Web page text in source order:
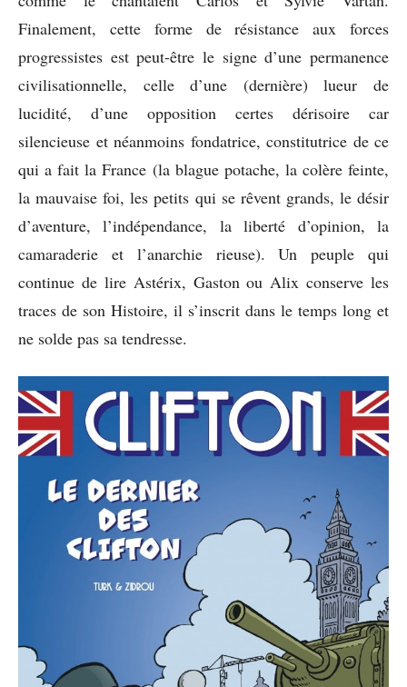
Finalement, cette forme de résistance aux forces
progressistes est peut-être le signe d’une permanence
civilisationnelle, celle d’une (dernière) lueur de
lucidité, d’une opposition certes dérisoire car
silencieuse et néanmoins fondatrice, constitutrice de ce
qui a fait la France (la blague potache, la colère feinte,
la mauvaise foi, les petits qui se rêvent grands, le désir
d’aventure, l’indépendance, la liberté d’opinion, la
camaraderie et l’anarchie rieuse). Un peuple qui
continue de lire Astérix, Gaston ou Alix conserve les
traces de son Histoire, il s’inscrit dans le temps long et
ne solde pas sa tendresse.